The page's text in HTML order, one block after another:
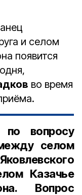
и селом
появится
во время
вопросу
селом
Казачье
Вопрос